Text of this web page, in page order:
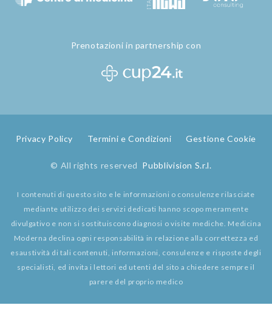
Prenotazioni in partnership con
Privacy Policy Termini e Condizioni Gestione Cookie
© All rights reserved Pubblivision S.r.l.
I contenuti di questo sito e le informazioni o consulenze rilasciate
mediante utilizzo dei servizi dedicati hanno scopo meramente
divulgativo e non si sostituiscono diagnosi o visite mediche. Medicina
Moderna declina ogni responsabilità in relazione alla correttezza ed
esaustività di tali contenuti, informazioni, consulenze e risposte degli
specialisti, ed invita i lettori ed utenti del sito a chiedere sempre il
parere del proprio medico